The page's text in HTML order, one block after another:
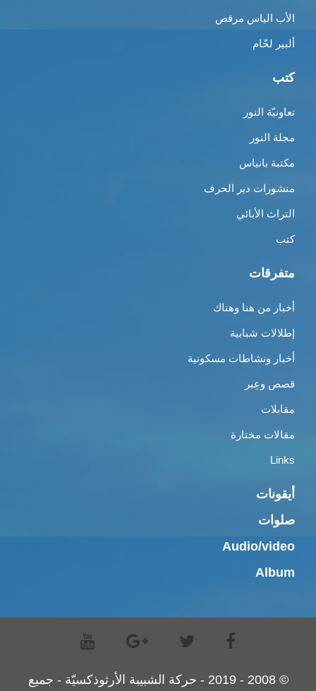
الأب الياس مرقص
ألبير لحّام
كتب
تعاونيّة النور
مجلة النور
مكتبة بانياس
منشورات دير الحرف
التراث الأبائي
كتب
متفرقات
أخبار من هنا وهناك
إطلالات شبابية
أخبار ونشاطات مسكونية
قصص وعِبر
مقابلات
مقالات مختارة
Links
أيقونات
صلوات
Audio/video
Album
© 2008 - 2019 - حركة الشبيبة الأرثوذكسيّة - جميع